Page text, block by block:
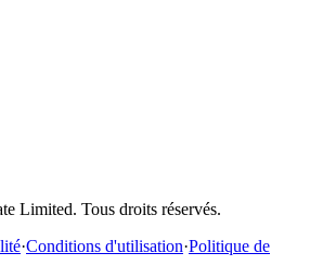
Limited. Tous droits réservés.
·Conditions d'utilisation·Politique de